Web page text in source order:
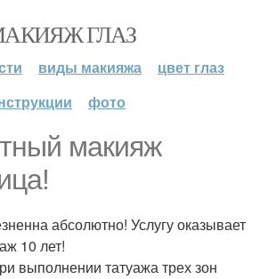
ГЛАЗ
виды макияжа
цвет глаз
фото
макияж
абсолютно! Услугу оказывает
10 лет!
выполнении татуажа трех зон